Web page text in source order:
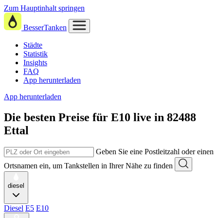
Zum Hauptinhalt springen
BesserTanken
Städte
Statistik
Insights
FAQ
App herunterladen
App herunterladen
Die besten Preise für E10 live in 82488
Ettal
Geben Sie eine Postleitzahl oder einen
Ortsnamen ein, um Tankstellen in Ihrer Nähe zu finden
diesel
Diesel E5 E10